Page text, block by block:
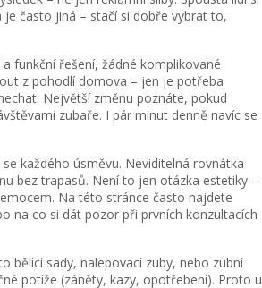
je často jiná – stačí si dobře vybrat to,
funkční řešení, žádné komplikované
z pohodlí domova – jen je potřeba
Největší změnu poznáte, pokud
zubaře. I pár minut denně navíc se
každého úsměvu. Neviditelná rovnátka
bez trapasů. Není to jen otázka estetiky –
Na této stránce často najdete
na co si dát pozor při prvních konzultacích
bělicí sady, nalepovací zuby, nebo zubní
potíže (záněty, kazy, opotřebení). Proto u